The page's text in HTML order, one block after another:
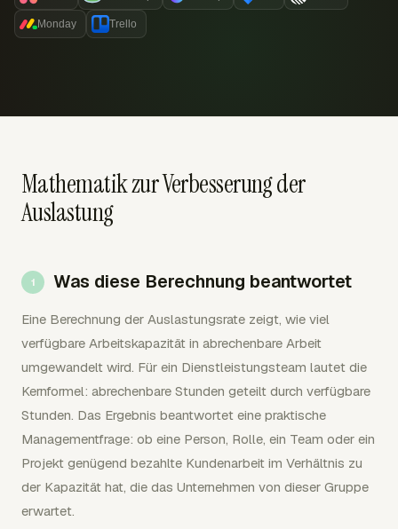
Monday Trello
Mathematik zur Verbesserung der
Auslastung
Was diese Berechnung beantwortet
Eine Berechnung der Auslastungsrate zeigt, wie viel
verfügbare Arbeitskapazität in abrechenbare Arbeit
umgewandelt wird. Für ein Dienstleistungsteam lautet die
Kernformel: abrechenbare Stunden geteilt durch verfügbare
Stunden. Das Ergebnis beantwortet eine praktische
Managementfrage: ob eine Person, Rolle, ein Team oder ein
Projekt genügend bezahlte Kundenarbeit im Verhältnis zu
der Kapazität hat, die das Unternehmen von dieser Gruppe
erwartet.